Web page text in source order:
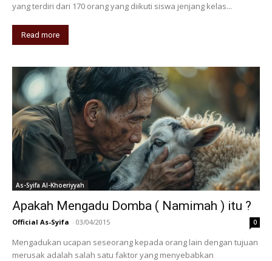
yang terdiri dari 170 orang yang diikuti siswa jenjang kelas...
Read more
As-Syifa Al-Khoeriyyah
Apakah Mengadu Domba ( Namimah ) itu ?
Official As-Syifa - 03/04/2015 0
Mengadukan ucapan seseorang kepada orang lain dengan tujuan
merusak adalah salah satu faktor yang menyebabkan